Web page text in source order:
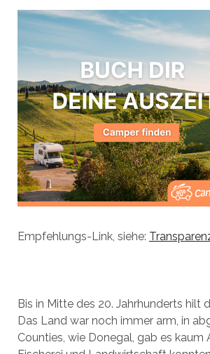
Empfehlungs-Link, siehe:
Bis in Mitte des 20. Jahrhunderts hilt
Das Land war noch immer arm, in
Counties, wie Donegal, gab es kaum